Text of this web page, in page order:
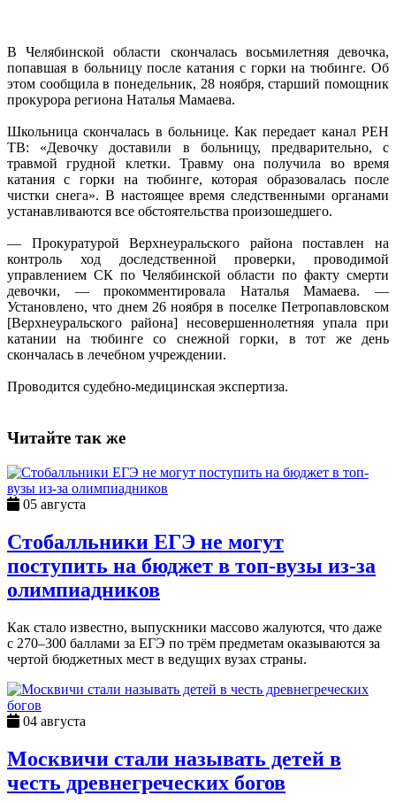
В Челябинской области скончалась восьмилетняя девочка,
попавшая в больницу после катания с горки на тюбинге. Об
этом сообщила в понедельник, 28 ноября, старший помощник
прокурора региона Наталья Мамаева.
Школьница скончалась в больнице. Как передает канал РЕН
ТВ: «Девочку доставили в больницу, предварительно, с
травмой грудной клетки. Травму она получила во время
катания с горки на тюбинге, которая образовалась после
чистки снега». В настоящее время следственными органами
устанавливаются все обстоятельства произошедшего.
— Прокуратурой Верхнеуральского района поставлен на
контроль ход доследственной проверки, проводимой
управлением СК по Челябинской области по факту смерти
девочки, — прокомментировала Наталья Мамаева. —
Установлено, что днем 26 ноября в поселке Петропавловском
[Верхнеуральского района] несовершеннолетняя упала при
катании на тюбинге со снежной горки, в тот же день
скончалась в лечебном учреждении.
Проводится судебно-медицинская экспертиза.
Читайте так же
05 августа
Стобалльники ЕГЭ не могут
поступить на бюджет в топ-вузы из-за
олимпиадников
Как стало известно, выпускники массово жалуются, что даже
с 270–300 баллами за ЕГЭ по трём предметам оказываются за
чертой бюджетных мест в ведущих вузах страны.
04 августа
Москвичи стали называть детей в
честь древнегреческих богов